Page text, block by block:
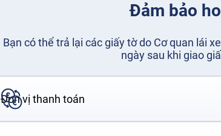
Đảm bảo
Bạn có thể trả lại các giấy tờ do Cơ quan lái
ngày sau khi giao
Đơn vị thanh toán